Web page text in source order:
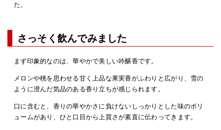
た。
さっそく飲んでみました
まず印象的なのは、華やかで美しい吟醸香です。
メロンや桃を思わせる甘く上品な果実香がふわりと広がり、雪の
ように澄んだ気品のある香り立ちが感じられます。
口に含むと、香りの華やかさに負けないしっかりとした味のボリ
ュームがあり、ひと口目から上質さが素直に伝わってきます。